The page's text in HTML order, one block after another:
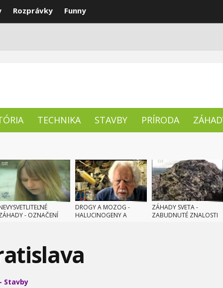
Rozprávky Funny
TECHNIKA STAVBY PRÍRODA
- OZNAČENÍ
DROGY A MOZOG -
HALUCINOGENY A
ZÁHADY SVETA -
ZABUDNUTÉ ZNALOSTI
NAJRÝCHLEJŠIE AUTÁ -
Stavby